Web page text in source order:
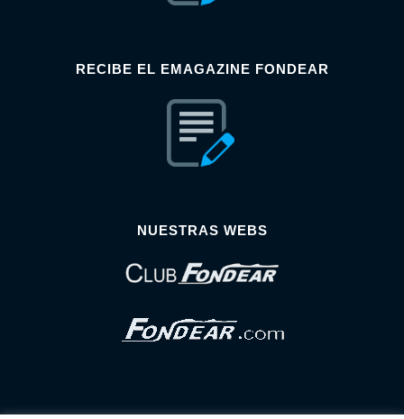
RECIBE EL EMAGAZINE FONDEAR
NUESTRAS WEBS